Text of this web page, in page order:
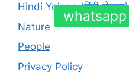
Hindi Yojana (हिंदी योजना)
Nature
People
Privacy Policy